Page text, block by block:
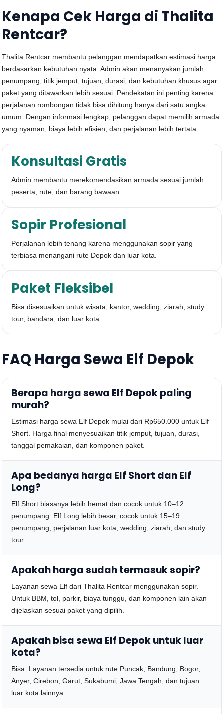
Kenapa Cek Harga di Thalita
Rentcar?
Thalita Rentcar membantu pelanggan mendapatkan estimasi harga
berdasarkan kebutuhan nyata. Admin akan menanyakan jumlah
penumpang, titik jemput, tujuan, durasi, dan kebutuhan khusus agar
paket yang ditawarkan lebih sesuai. Pendekatan ini penting karena
perjalanan rombongan tidak bisa dihitung hanya dari satu angka
umum. Dengan informasi lengkap, pelanggan dapat memilih armada
yang nyaman, biaya lebih efisien, dan perjalanan lebih tertata.
Konsultasi Gratis
Admin membantu merekomendasikan armada sesuai jumlah
peserta, rute, dan barang bawaan.
Sopir Profesional
Perjalanan lebih tenang karena menggunakan sopir yang
terbiasa menangani rute Depok dan luar kota.
Paket Fleksibel
Bisa disesuaikan untuk wisata, kantor, wedding, ziarah, study
tour, bandara, dan luar kota.
FAQ Harga Sewa Elf Depok
Berapa harga sewa Elf Depok paling
murah?
Estimasi harga sewa Elf Depok mulai dari Rp650.000 untuk Elf
Short. Harga final menyesuaikan titik jemput, tujuan, durasi,
tanggal pemakaian, dan komponen paket.
Apa bedanya harga Elf Short dan Elf
Long?
Elf Short biasanya lebih hemat dan cocok untuk 10–12
penumpang. Elf Long lebih besar, cocok untuk 15–19
penumpang, perjalanan luar kota, wedding, ziarah, dan study
tour.
Apakah harga sudah termasuk sopir?
Layanan sewa Elf dari Thalita Rentcar menggunakan sopir.
Untuk BBM, tol, parkir, biaya tunggu, dan komponen lain akan
dijelaskan sesuai paket yang dipilih.
Apakah bisa sewa Elf Depok untuk luar
kota?
Bisa. Layanan tersedia untuk rute Puncak, Bandung, Bogor,
Anyer, Cirebon, Garut, Sukabumi, Jawa Tengah, dan tujuan
luar kota lainnya.